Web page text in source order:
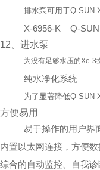
排水泵可用于Q-SUN
X-6956-K Q-SUN
12、进水泵
为没有足够水压的Xe-
纯水净化系统
为了显著降低Q-SUN
方便易用
易于操作的用户界
内置以太网连接，方便
综合的自动监控、自我